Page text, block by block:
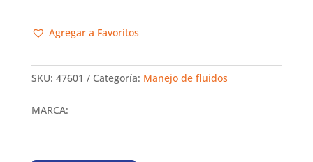
Agregar a Favoritos
SKU: 47601 Categoría: Manejo de fluidos
MARCA: